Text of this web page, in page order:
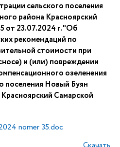
сельского поселения
района Красноярский
от 23.07.2024 г. "Об
рекомендаций по
стоимости при
и (или) повреждении
озеленения
поселения Новый Буян
Самарской
nomer 35.doc